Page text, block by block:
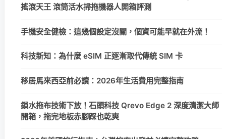
搖滾天王 滾筒活水掃拖機器人開箱評測
手機安全健檢：這幾個設定沒關，個資可能早就在外流！
科技新知：為什麼 eSIM 正逐漸取代傳統 SIM 卡
移居馬來西亞前必讀：2026年生活費用完整指南
鎖水拖布技術下放！石頭科技 Qrevo Edge 2 深度清潔大師
開箱，拖完地板赤腳踩也乾爽